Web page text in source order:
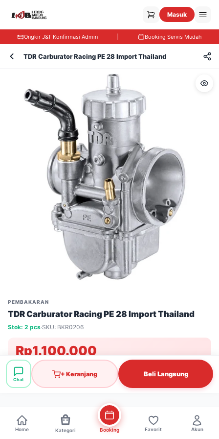
Masuk
Ongkir J&T Konfirmasi Admin Booking Servis Mudah
TDR Carburator Racing PE 28 Import Thailand
PEMBAKARAN
TDR Carburator Racing PE 28 Import Thailand
Stok: 2 pcs·SKU: BKR0206
Rp1.100.000
TERSEDIA DI CABANG:
Ledeng Motor Bandung Ancol Motor
Chat
+ Keranjang Beli Langsung
Home Kategori Booking Favorit Akun